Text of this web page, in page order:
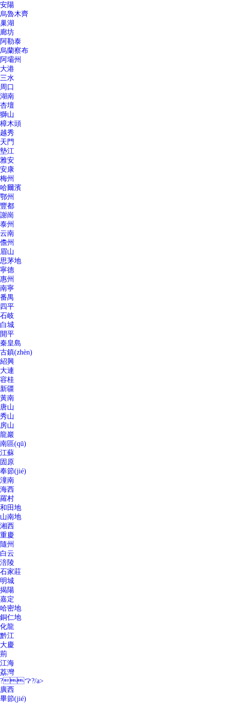
安陽
烏魯木齊
巢湖
廊坊
阿勒泰
烏蘭察布
阿壩州
大港
三水
周口
湖南
杏壇
獅山
樟木頭
越秀
天門
墊江
雅安
安康
梅州
哈爾濱
鄂州
豐都
謝崗
泰州
云南
儋州
眉山
思茅地
寧德
惠州
南寧
番禺
四平
石岐
白城
開平
秦皇島
古鎮(zhèn)
紹興
大連
容桂
新疆
黃南
唐山
秀山
房山
龍巖
南區(qū)
江蘇
固原
奉節(jié)
潼南
海西
羅村
和田地
山南地
湘西
重慶
隨州
白云
涪陵
石家莊
明城
揭陽
嘉定
哈密地
銅仁地
化龍
黔江
大慶
荊
江海
荔灣
?？?/a>
廣西
畢節(jié)